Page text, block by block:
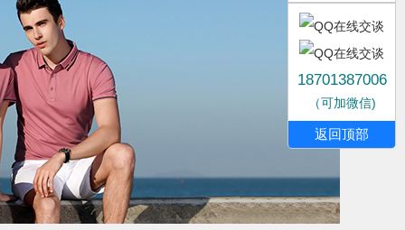
18701387006
（可加微信)
返回顶部